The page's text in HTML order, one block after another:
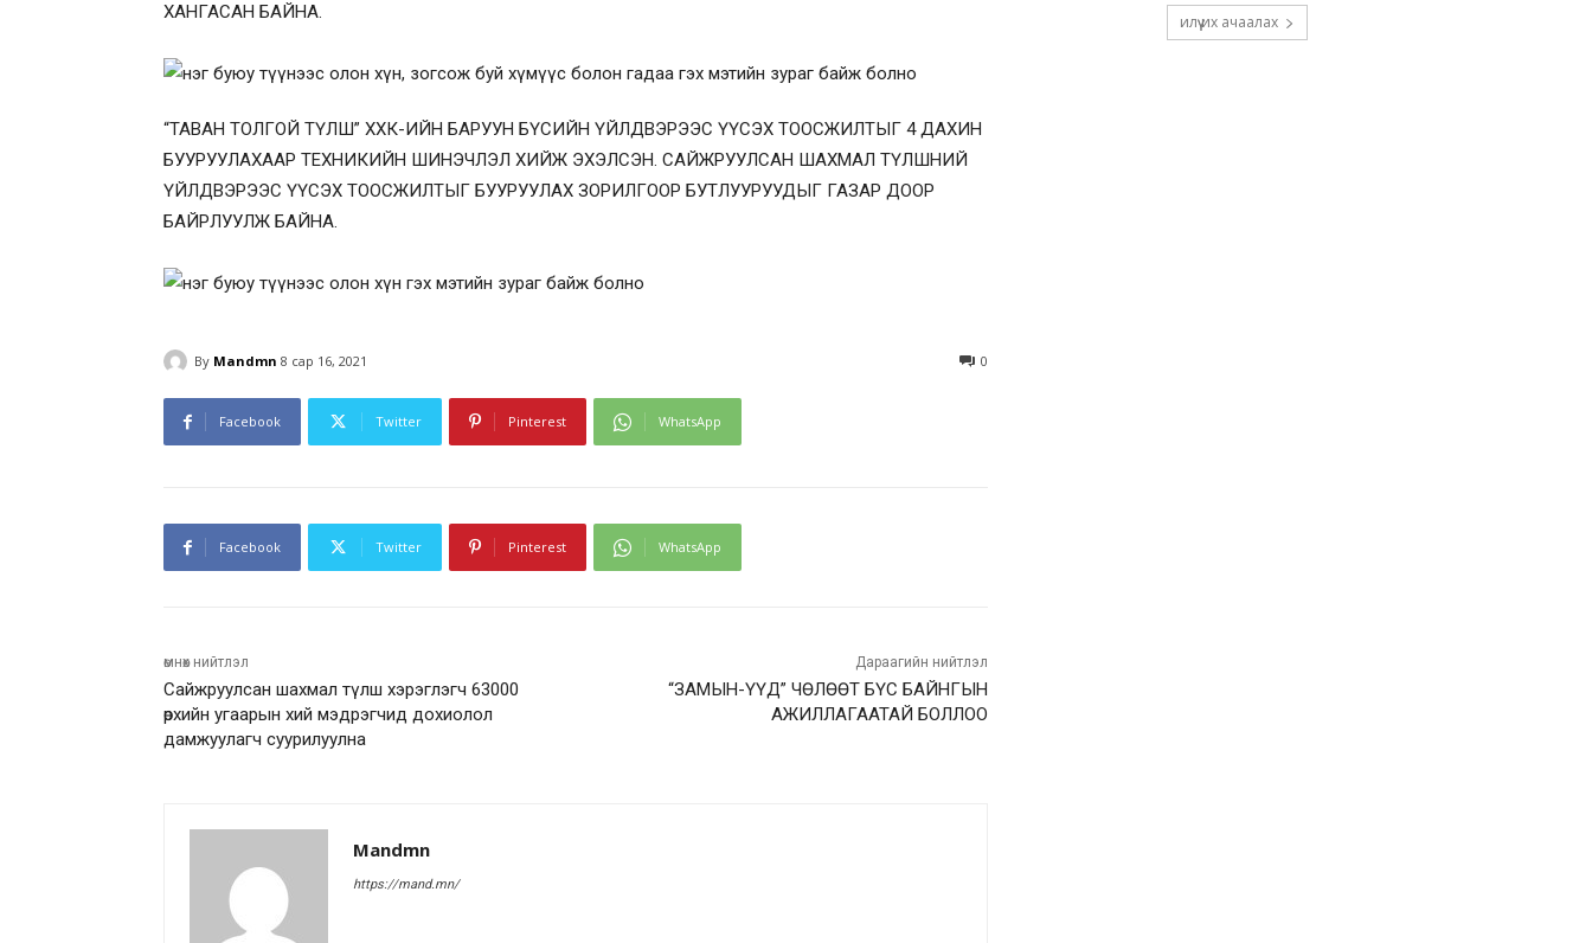
ХАНГАСАН БАЙНА.
“ТАВАН ТОЛГОЙ ТҮЛШ” ХХК-ИЙН БАРУУН БҮСИЙН ҮЙЛДВЭРЭЭС ҮҮСЭХ ТООСЖИЛТЫГ 4 ДАХИН
БУУРУУЛАХААР ТЕХНИКИЙН ШИНЭЧЛЭЛ ХИЙЖ ЭХЭЛСЭН. САЙЖРУУЛСАН ШАХМАЛ ТҮЛШНИЙ
ҮЙЛДВЭРЭЭС ҮҮСЭХ ТООСЖИЛТЫГ БУУРУУЛАХ ЗОРИЛГООР БУТЛУУРУУДЫГ ГАЗАР ДООР
БАЙРЛУУЛЖ БАЙНА.
By Mandmn 8 сар 16, 2021 0
Facebook Twitter Pinterest WhatsApp
Facebook Twitter Pinterest WhatsApp
өмнөх нийтлэл
Сайжруулсан шахмал түлш хэрэглэгч 63000
өрхийн угаарын хий мэдрэгчид дохиолол
дамжуулагч суурилуулна
Дараагийн нийтлэл
“ЗАМЫН-ҮҮД” ЧӨЛӨӨТ БҮС БАЙНГЫН
АЖИЛЛАГААТАЙ БОЛЛОО
Mandmn
https://mand.mn/
илүү их ачаалах